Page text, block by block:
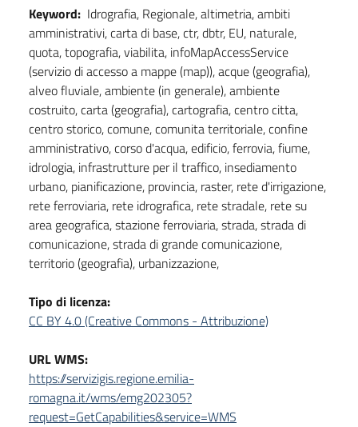
Keyword: Idrografia, Regionale, altimetria, ambiti
amministrativi, carta di base, ctr, dbtr, EU, naturale,
quota, topografia, viabilita, infoMapAccessService
(servizio di accesso a mappe (map)), acque (geografia),
alveo fluviale, ambiente (in generale), ambiente
costruito, carta (geografia), cartografia, centro citta,
centro storico, comune, comunita territoriale, confine
amministrativo, corso d'acqua, edificio, ferrovia, fiume,
idrologia, infrastrutture per il traffico, insediamento
urbano, pianificazione, provincia, raster, rete d'irrigazione,
rete ferroviaria, rete idrografica, rete stradale, rete su
area geografica, stazione ferroviaria, strada, strada di
comunicazione, strada di grande comunicazione,
territorio (geografia), urbanizzazione,
Tipo di licenza:
CC BY 4.0 (Creative Commons - Attribuzione)
URL WMS:
https://servizigis.regione.emilia-
romagna.it/wms/emg202305?
request=GetCapabilities&service=WMS